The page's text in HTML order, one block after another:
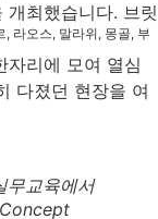
개최했습니다. 브릿
, 라오스, 말라위, 몽골, 부
자리에 모여 열심
다졌던 현장을 여
무교육에서